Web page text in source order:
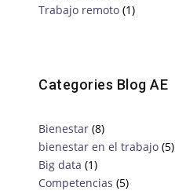
Trabajo remoto (1)
Categories Blog AE
Bienestar (8)
bienestar en el trabajo (5)
Big data (1)
Competencias (5)